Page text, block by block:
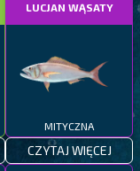
LUCJAN WĄSATY
MITYCZNA
CZYTAJ WIĘCEJ